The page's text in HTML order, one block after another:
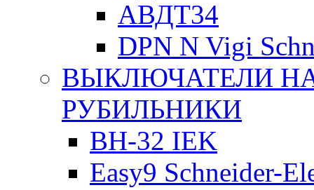
АВДТ34
DPN N Vigi
ВЫКЛЮЧАТЕЛИ
РУБИЛЬНИКИ
ВН-32 IEK
Easy9 Schneider-